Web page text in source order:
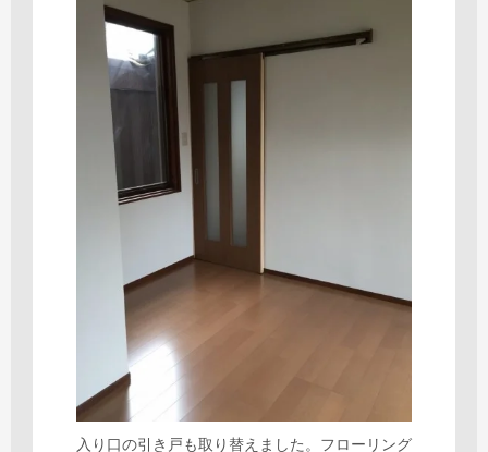
入り口の引き戸も取り替えました。フローリング